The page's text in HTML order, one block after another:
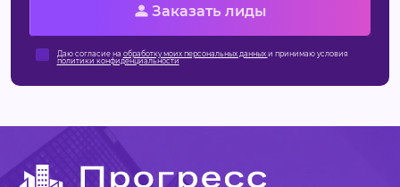
Заказать лиды
Даю согласие на обработку моих персональных данных и принимаю условия
политики конфиденциальности